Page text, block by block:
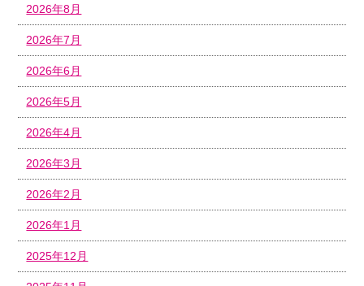
2026年8月
2026年7月
2026年6月
2026年5月
2026年4月
2026年3月
2026年2月
2026年1月
2025年12月